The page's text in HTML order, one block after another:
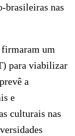
brasileiras nas
um
para viabilizar
a
e
culturais nas